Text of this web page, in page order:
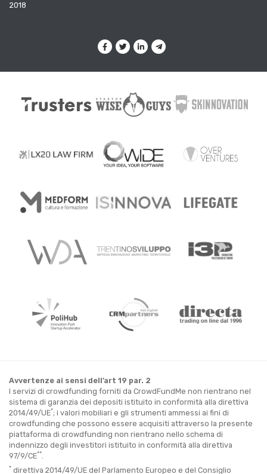
2018
Avvertenze ai sensi dell’art 19 par. 2
I servizi di crowdfunding forniti da CrowdFundMe non rientrano nel
sistema di garanzia dei depositi istituito in conformità alla direttiva
2014/49/UE*; i valori mobiliari e gli strumenti ammessi ai fini di
crowdfunding che possono essere acquisiti attraverso la presente
piattaforma di crowdfunding non rientrano nello schema di
indennizzo degli investitori istituito in conformità alla direttiva
97/9/CE**
* direttiva 2014/49/UE del Parlamento Europeo e del Consiglio